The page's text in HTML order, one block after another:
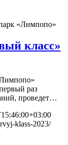
«Лимпопо»
класс»
раз
проведет…
klass-2023/